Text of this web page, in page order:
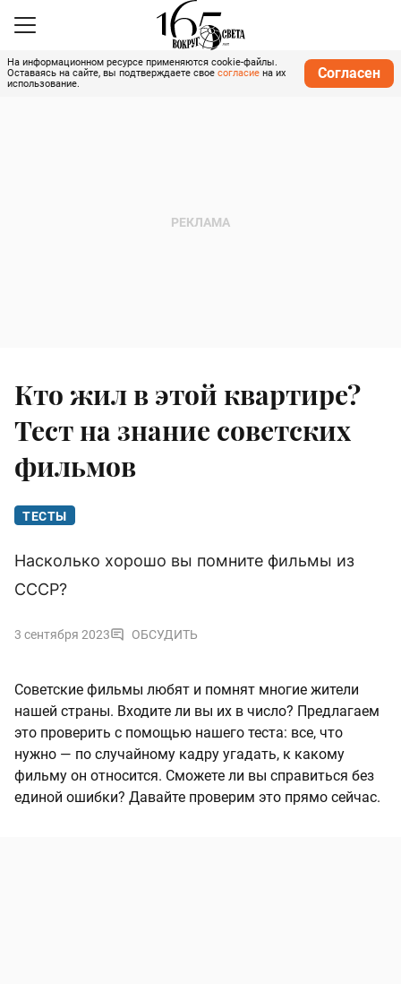
На информационном ресурсе применяются cookie-файлы.
Оставаясь на сайте, вы подтверждаете свое согласие на их
использование.
Согласен
Кто жил в этой квартире?
Тест на знание советских
фильмов
ТЕСТЫ
Насколько хорошо вы помните фильмы из
СССР?
3 сентября 2023 ОБСУДИТЬ
Советские фильмы любят и помнят многие жители
нашей страны. Входите ли вы их в число? Предлагаем
это проверить с помощью нашего теста: все, что
нужно — по случайному кадру угадать, к какому
фильму он относится. Сможете ли вы справиться без
единой ошибки? Давайте проверим это прямо сейчас.